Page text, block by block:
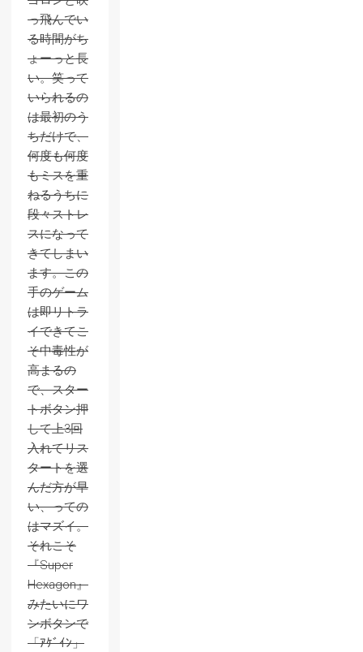
っ飛んでい
る時間がち
ょーっと長
い。笑って
いられるの
は最初のう
ちだけで、
何度も何度
もミスを重
ねるうちに
段々ストレ
スになって
きてしまい
ます。この
手のゲーム
は即リトラ
イできてこ
そ中毒性が
高まるの
で、スター
トボタン押
して上3回
入れてリス
タートを選
んだ方が早
い、っての
はマズイ。
それこそ
『Super
Hexagon』
みたいにワ
ンボタンで
「ｱｹﾞｲﾝ」